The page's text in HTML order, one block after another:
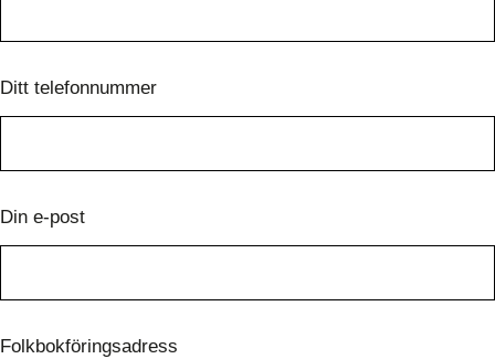
Ditt telefonnummer
Din e-post
Folkbokföringsadress